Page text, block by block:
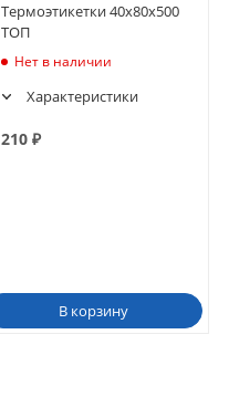
Термоэтикетки 40х80х500
ТОП
Нет в наличии
Характеристики
210₽
В корзину